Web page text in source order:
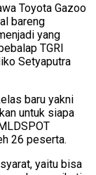
Toyota Gazoo
bareng
yang
TGRI
Setyaputra
baru yakni
untuk siapa
26 peserta.
yaitu bisa